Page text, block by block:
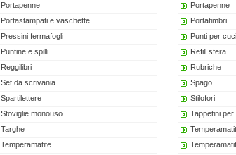
Portapenne
Portapenne
Portastampati e vaschette
Portatimbri
Pressini fermafogli
Punti per
Puntine e spilli
Refill sfera
Reggilibri
Rubriche
Set da scrivania
Spago
Spartilettere
Stilofori
Stoviglie monouso
Tappetini
Targhe
Temperamatite